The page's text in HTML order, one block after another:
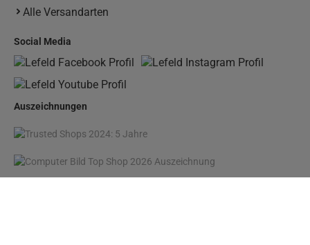
Alle Versandarten
Social Media
Auszeichnungen